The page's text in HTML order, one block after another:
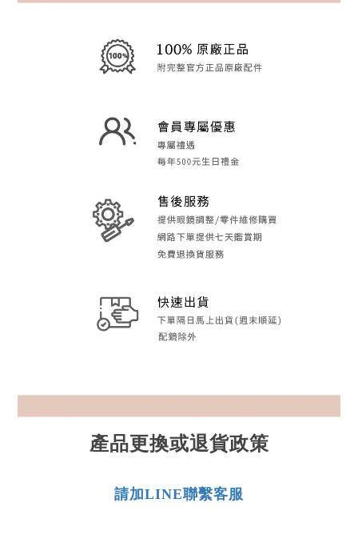
產品更換或退貨政策
請加LINE聯繫客服